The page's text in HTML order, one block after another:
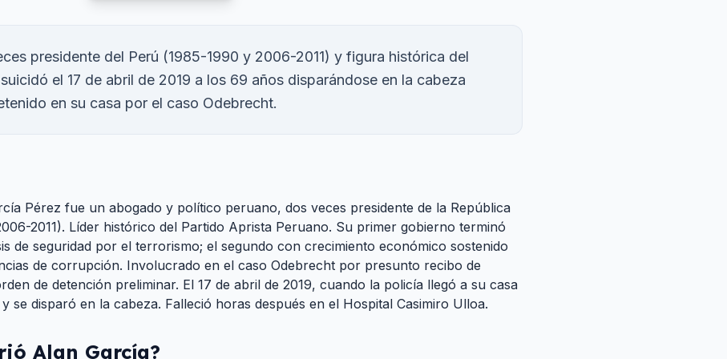
presidente del Perú (1985-1990 y 2006-2011) y figura histórica del
el 17 de abril de 2019 a los 69 años disparándose en la cabeza
en su casa por el caso Odebrecht.
Pérez fue un abogado y político peruano, dos veces presidente de la República
2011). Líder histórico del Partido Aprista Peruano. Su primer gobierno terminó
de seguridad por el terrorismo; el segundo con crecimiento económico sostenido
de corrupción. Involucrado en el caso Odebrecht por presunto recibo de
de detención preliminar. El 17 de abril de 2019, cuando la policía llegó a su casa
se disparó en la cabeza. Falleció horas después en el Hospital Casimiro Ulloa.
Alan García?